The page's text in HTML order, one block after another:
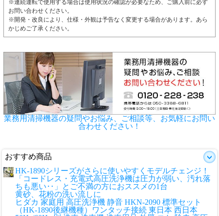
※連続運転で使用する場合は使用状況の確認が必要なため、ご購入前に必ず
お問い合わせください。
※開発・改良により、仕様・外観は予告なく変更する場合があります。あら
かじめご了承ください。
業務用清掃機器の疑問やお悩み、ご相談等、お気軽にお問い
合わせください！
おすすめ商品
HK-1890シリーズがさらに使いやすくモデルチェンジ！
「コードレス・充電式高圧洗浄機は圧力が弱い、汚れ落
ちも悪い‥」とご不満の方におススメの1台
黄砂、花粉の洗い流しに
ヒダカ 家庭用 高圧洗浄機 静音 HKN-2090 標準セット
（HK-1890後継機種）ワンタッチ接続 東日本 西日本